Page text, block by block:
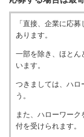
「直接、企業に応
あります。
一部を除き、ほとん
います。
つきましては、ハロ
う。
また、ハローワー
付を受けられます。